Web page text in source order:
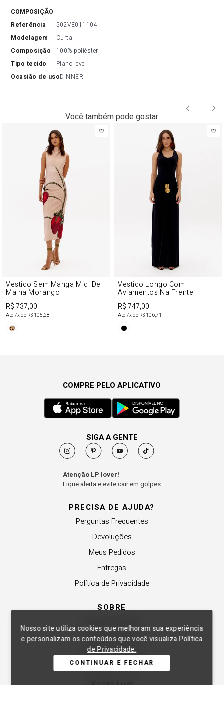
Nosso site utiliza cookies que melhoram sua experiência
e personalizam os conteúdos que você visualiza.Política
de Privacidade.
CONTINUAR E FECHAR
COMPOSIÇÃO
referência
502VE011104
modelagem
Curta
composição
100% poliéster
tipo tecido
Plano leve
ocasião de usoDINNER
Você também pode gostar
Vestido Sem Manga Midi De
Malha Morango
R$ 737,00
Até7x de R$ 105,28
Vestido Longo Com
Aviamentos Na Frente
R$ 747,00
Até7x de R$ 106,71
PRECISA DE AJUDA?
Perguntas Frequentes
Devoluções
Meus Pedidos
Entregas
Política de Privacidade
SOBRE
Revender a Marca
Trabalhe Conosco
Compre Local
Nossas Lojas
COMPRE PELO APLICATIVO
SIGA A GENTE
Atenção LP lover!
Fique alerta e evite cair em golpes